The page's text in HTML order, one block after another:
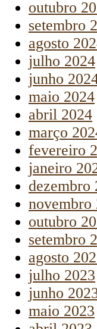
outubro
setembro
agosto
julho 2024
junho
maio 2024
abril 2024
março
fevereiro
janeiro
dezembro
novembro
outubro
setembro
agosto
julho 2023
junho
maio 2023